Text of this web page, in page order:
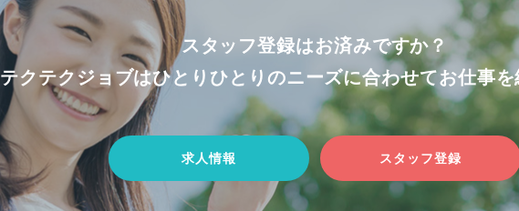
スタッフ登録はお済みですか？
テクテクジョブはひとりひとりのニーズに合わせてお仕事
求人情報 スタッフ登録